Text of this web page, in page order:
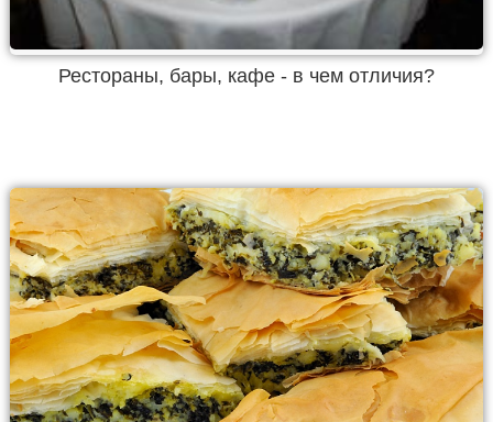
Рестораны, бары, кафе - в чем отличия?